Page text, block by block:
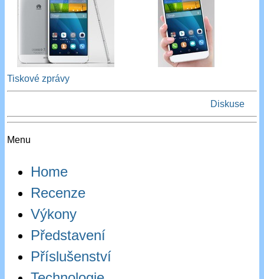
Tiskové zprávy
Diskuse
Menu
Home
Recenze
Výkony
Představení
Příslušenství